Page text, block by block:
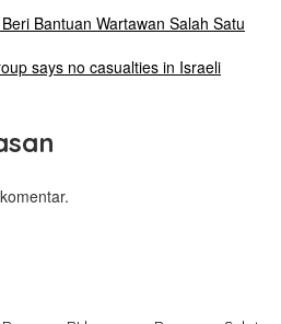
Bantuan Wartawan Salah Satu
says no casualties in Israeli